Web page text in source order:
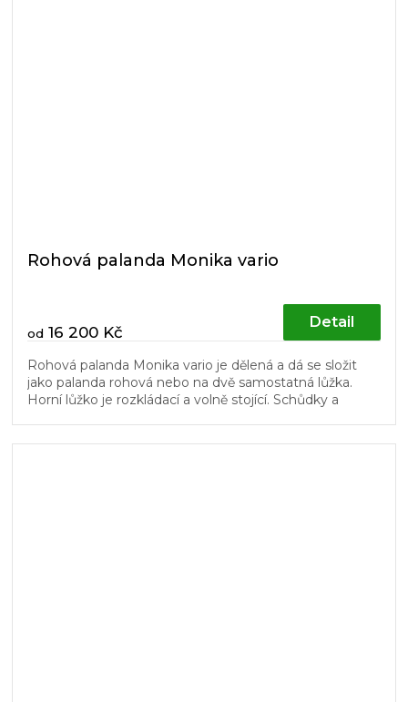
Rohová palanda Monika vario
od 16 200 Kč
Detail
Rohová palanda Monika vario je dělená a dá se složit
jako palanda rohová nebo na dvě samostatná lůžka.
Horní lůžko je rozkládací a volně stojící. Schůdky a